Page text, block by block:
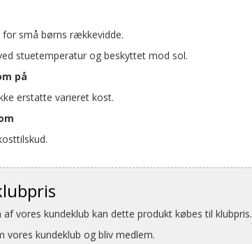
for små børns rækkevidde.
stuetemperatur og beskyttet mod sol.
på
erstatte varieret kost.
vores kundeklub kan dette produkt købes til klubpris.
vores kundeklub og bliv medlem.